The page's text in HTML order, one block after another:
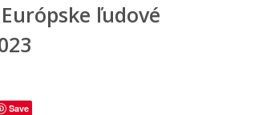
ľudové
Save